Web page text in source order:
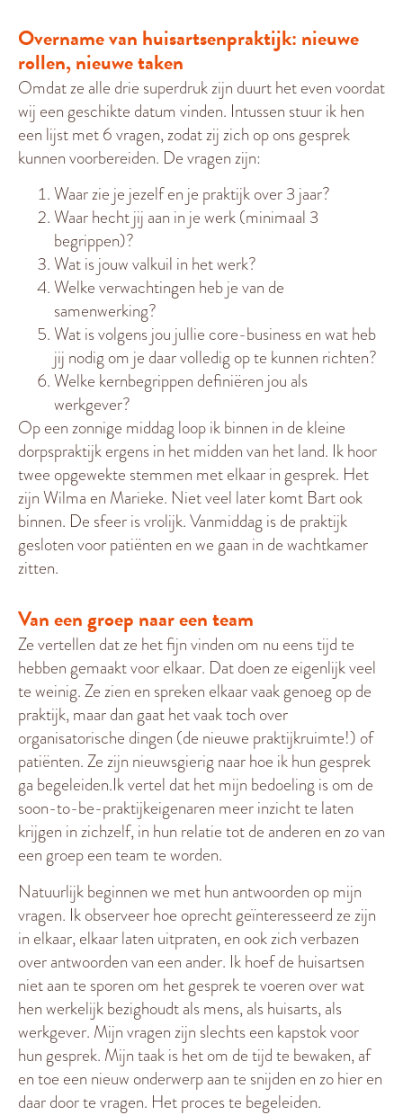
Overname van huisartsenpraktijk: nieuwe
rollen, nieuwe taken
Omdat ze alle drie superdruk zijn duurt het even voordat
wij een geschikte datum vinden. Intussen stuur ik hen
een lijst met 6 vragen, zodat zij zich op ons gesprek
kunnen voorbereiden. De vragen zijn:
Waar zie je jezelf en je praktijk over 3 jaar?
Waar hecht jij aan in je werk (minimaal 3
begrippen)?
Wat is jouw valkuil in het werk?
Welke verwachtingen heb je van de
samenwerking?
Wat is volgens jou jullie core-business en wat heb
jij nodig om je daar volledig op te kunnen richten?
Welke kernbegrippen definiëren jou als
werkgever?
Op een zonnige middag loop ik binnen in de kleine
dorpspraktijk ergens in het midden van het land. Ik hoor
twee opgewekte stemmen met elkaar in gesprek. Het
zijn Wilma en Marieke. Niet veel later komt Bart ook
binnen. De sfeer is vrolijk. Vanmiddag is de praktijk
gesloten voor patiënten en we gaan in de wachtkamer
zitten.
Van een groep naar een team
Ze vertellen dat ze het fijn vinden om nu eens tijd te
hebben gemaakt voor elkaar. Dat doen ze eigenlijk veel
te weinig. Ze zien en spreken elkaar vaak genoeg op de
praktijk, maar dan gaat het vaak toch over
organisatorische dingen (de nieuwe praktijkruimte!) of
patiënten. Ze zijn nieuwsgierig naar hoe ik hun gesprek
ga begeleiden.Ik vertel dat het mijn bedoeling is om de
soon-to-be-praktijkeigenaren meer inzicht te laten
krijgen in zichzelf, in hun relatie tot de anderen en zo van
een groep een team te worden.
Natuurlijk beginnen we met hun antwoorden op mijn
vragen. Ik observeer hoe oprecht geïnteresseerd ze zijn
in elkaar, elkaar laten uitpraten, en ook zich verbazen
over antwoorden van een ander. Ik hoef de huisartsen
niet aan te sporen om het gesprek te voeren over wat
hen werkelijk bezighoudt als mens, als huisarts, als
werkgever. Mijn vragen zijn slechts een kapstok voor
hun gesprek. Mijn taak is het om de tijd te bewaken, af
en toe een nieuw onderwerp aan te snijden en zo hier en
daar door te vragen. Het proces te begeleiden.